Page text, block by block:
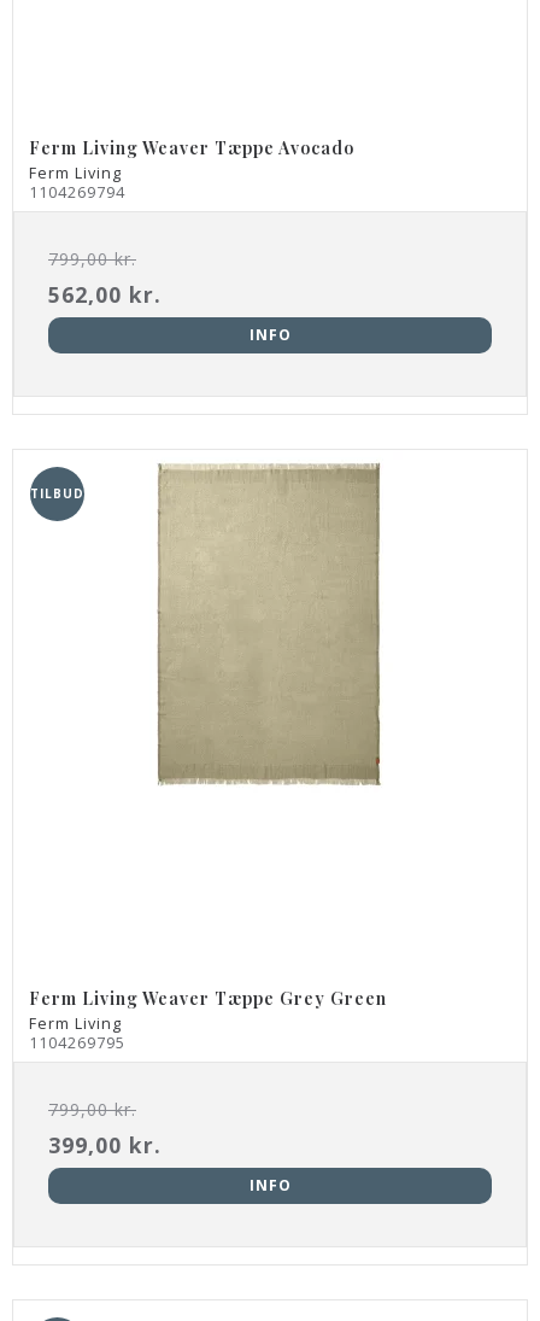
Ferm Living Weaver Tæppe Avocado
Ferm Living
1104269794
799,00 kr.
562,00 kr.
INFO
TILBUD
Ferm Living Weaver Tæppe Grey Green
Ferm Living
1104269795
799,00 kr.
399,00 kr.
INFO